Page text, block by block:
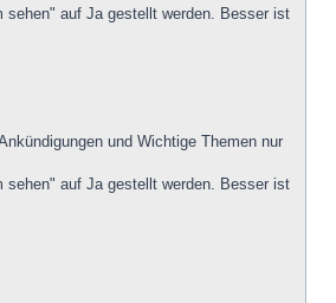
sehen" auf Ja gestellt werden. Besser ist
und Wichtige Themen nur
sehen" auf Ja gestellt werden. Besser ist